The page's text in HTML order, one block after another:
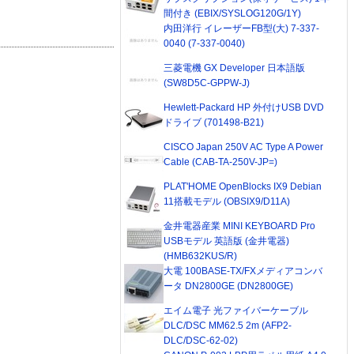
間付き (EBIX/SYSLOG120G/1Y)
内田洋行 イレーザーFB型(大) 7-337-
0040 (7-337-0040)
三菱電機 GX Developer 日本語版
(SW8D5C-GPPW-J)
Hewlett-Packard HP 外付けUSB DVD
ドライブ (701498-B21)
CISCO Japan 250V AC Type A Power
Cable (CAB-TA-250V-JP=)
PLAT'HOME OpenBlocks IX9 Debian
11搭載モデル (OBSIX9/D11A)
金井電器産業 MINI KEYBOARD Pro
USBモデル 英語版 (金井電器)
(HMB632KUS/R)
大電 100BASE-TX/FXメディアコンバ
ータ DN2800GE (DN2800GE)
エイム電子 光ファイバーケーブル
DLC/DSC MM62.5 2m (AFP2-
DLC/DSC-62-02)